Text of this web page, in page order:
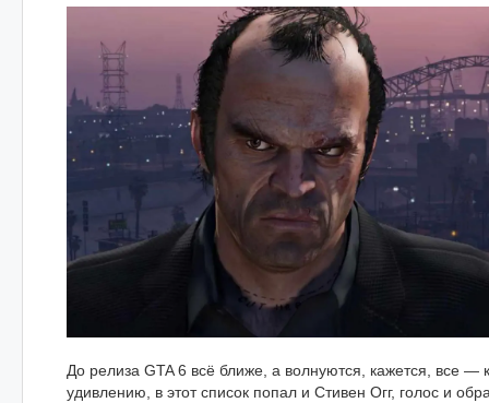
До релиза GTA 6 всё ближе, а волнуются, кажется, все —
удивлению, в этот список попал и Стивен Огг, голос и